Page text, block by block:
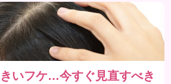
いフケ…今すぐ見直すべき